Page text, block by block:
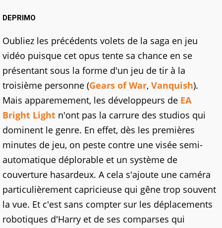
DEPRIMO
Oubliez les précédents volets de la saga en jeu
vidéo puisque cet opus tente sa chance en se
présentant sous la forme d'un jeu de tir à la
troisième personne (Gears of War, Vanquish).
Mais apparemement, les développeurs de EA
Bright Light n'ont pas la carrure des studios qui
dominent le genre. En effet, dès les premières
minutes de jeu, on peste contre une visée semi-
automatique déplorable et un système de
couverture hasardeux. A cela s'ajoute une caméra
particulièrement capricieuse qui gêne trop souvent
la vue. Et c'est sans compter sur les déplacements
robotiques d'Harry et de ses comparses qui